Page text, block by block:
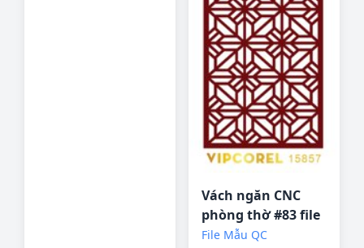
Vách ngăn CNC
phòng thờ #83 file
corel
File Mẫu QC